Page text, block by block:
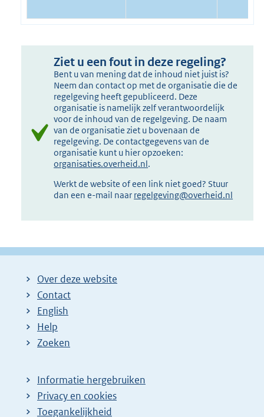
Ziet u een fout in deze regeling?
Bent u van mening dat de inhoud niet juist is?
Neem dan contact op met de organisatie die de
regelgeving heeft gepubliceerd. Deze
organisatie is namelijk zelf verantwoordelijk
voor de inhoud van de regelgeving. De naam
van de organisatie ziet u bovenaan de
regelgeving. De contactgegevens van de
organisatie kunt u hier opzoeken:
organisaties.overheid.nl.
Werkt de website of een link niet goed? Stuur
dan een e-mail naar regelgeving@overheid.nl
Over deze website
Contact
English
Help
Zoeken
Informatie hergebruiken
Privacy en cookies
Toegankelijkheid